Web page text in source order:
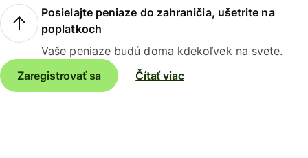
Posielajte peniaze do zahraničia, ušetrite na
poplatkoch
Vaše peniaze budú doma kdekoľvek na svete.
Zaregistrovať sa
Čítať viac